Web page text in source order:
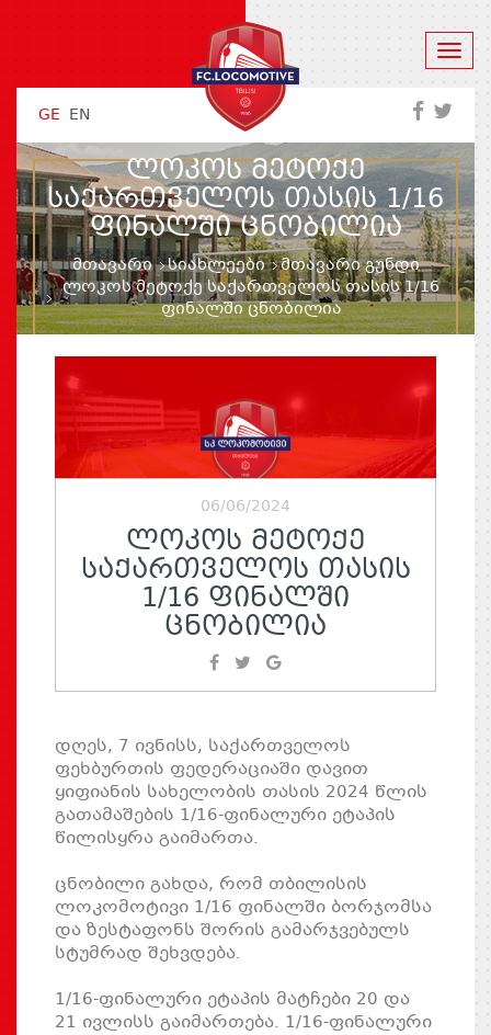
GE EN
ᲚᲝᲙᲝᲡ ᲛᲔᲢᲝᲥᲔ
ᲡᲐᲥᲐᲠᲗᲕᲔᲚᲝᲡ ᲗᲐᲡᲘᲡ 1/16
ᲤᲘᲜᲐᲚᲨᲘ ᲪᲜᲝᲑᲘᲚᲘᲐ
მთავარი სიახლეები
მთავარი გუნდი
ლოკოს მეტოქე საქართველოს თასის 1/16
ფინალში ცნობილია
06/06/2024
ᲚᲝᲙᲝᲡ ᲛᲔᲢᲝᲥᲔ
ᲡᲐᲥᲐᲠᲗᲕᲔᲚᲝᲡ ᲗᲐᲡᲘᲡ
1/16 ᲤᲘᲜᲐᲚᲨᲘ
ᲪᲜᲝᲑᲘᲚᲘᲐ
დღეს, 7 ივნისს, საქართველოს
ფეხბურთის ფედერაციაში დავით
ყიფიანის სახელობის თასის 2024 წლის
გათამაშების 1/16-ფინალური ეტაპის
წილისყრა გაიმართა.
ცნობილი გახდა, რომ თბილისის
ლოკომოტივი 1/16 ფინალში ბორჯომსა
და ზესტაფონს შორის გამარჯვებულს
სტუმრად შეხვდება.
1/16-ფინალური ეტაპის მატჩები 20 და
21 ივლისს გაიმართება. 1/16-ფინალური